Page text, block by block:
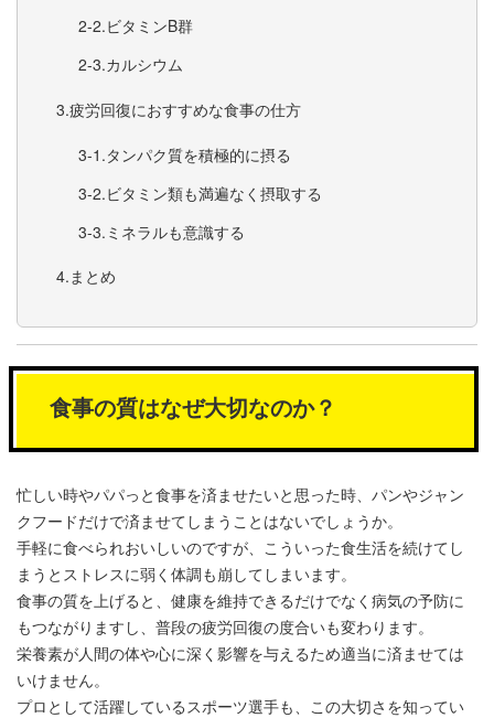
ビタミンB群
カルシウム
疲労回復におすすめな食事の仕方
タンパク質を積極的に摂る
ビタミン類も満遍なく摂取する
ミネラルも意識する
まとめ
食事の質はなぜ大切なのか？
忙しい時やパパっと食事を済ませたいと思った時、パンやジャン
クフードだけで済ませてしまうことはないでしょうか。
手軽に食べられおいしいのですが、こういった食生活を続けてし
まうとストレスに弱く体調も崩してしまいます。
食事の質を上げると、健康を維持できるだけでなく病気の予防に
もつながりますし、普段の疲労回復の度合いも変わります。
栄養素が人間の体や心に深く影響を与えるため適当に済ませては
いけません。
プロとして活躍しているスポーツ選手も、この大切さを知ってい